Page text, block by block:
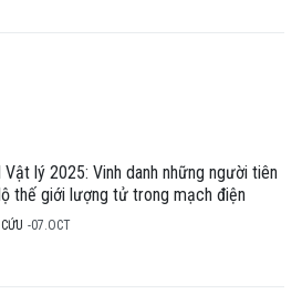
Vật lý 2025: Vinh danh những người tiên
thế giới lượng tử trong mạch điện
07.OCT